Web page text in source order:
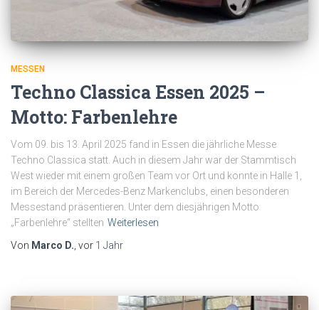
MESSEN
Techno Classica Essen 2025 –
Motto: Farbenlehre
Vom 09. bis 13. April 2025 fand in Essen die jährliche Messe
Techno Classica statt. Auch in diesem Jahr war der Stammtisch
West wieder mit einem großen Team vor Ort und konnte in Halle 1,
im Bereich der Mercedes-Benz Markenclubs, einen besonderen
Messestand präsentieren. Unter dem diesjährigen Motto
„Farbenlehre“ stellten Weiterlesen
Von Marco D. , vor 1 Jahr